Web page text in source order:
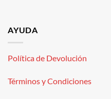
AYUDA
Política de Devolución
Términos y Condiciones